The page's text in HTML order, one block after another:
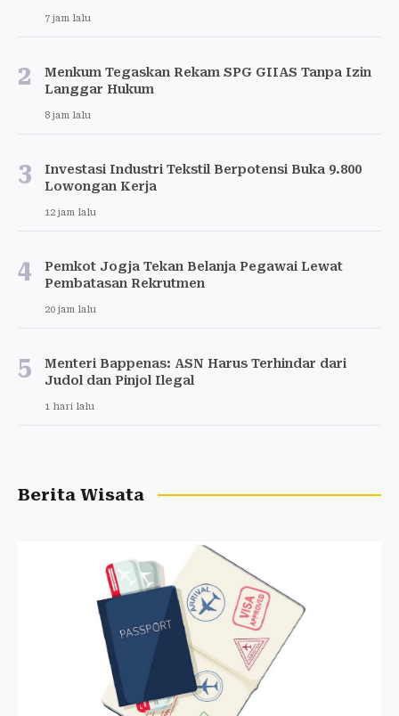
7 jam lalu
2
Menkum Tegaskan Rekam SPG GIIAS Tanpa Izin
Langgar Hukum
8 jam lalu
3
Investasi Industri Tekstil Berpotensi Buka 9.800
Lowongan Kerja
12 jam lalu
4
Pemkot Jogja Tekan Belanja Pegawai Lewat
Pembatasan Rekrutmen
20 jam lalu
5
Menteri Bappenas: ASN Harus Terhindar dari
Judol dan Pinjol Ilegal
1 hari lalu
Berita Wisata